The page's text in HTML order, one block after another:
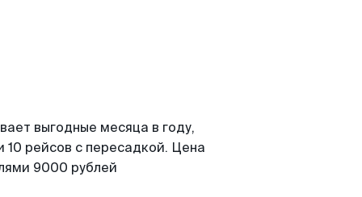
выгодные месяца в году,
рейсов с пересадкой. Цена
9000 рублей